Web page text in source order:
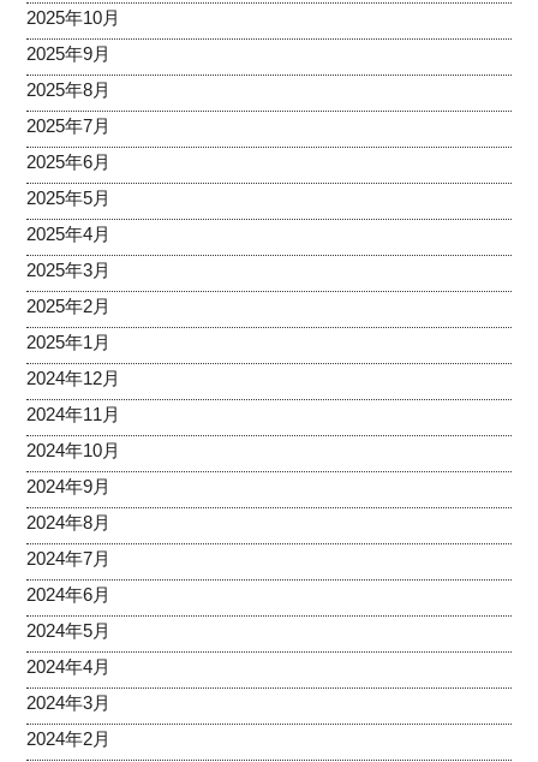
2025年10月
2025年9月
2025年8月
2025年7月
2025年6月
2025年5月
2025年4月
2025年3月
2025年2月
2025年1月
2024年12月
2024年11月
2024年10月
2024年9月
2024年8月
2024年7月
2024年6月
2024年5月
2024年4月
2024年3月
2024年2月